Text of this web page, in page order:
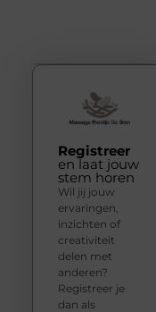
Registreer
en laat jouw
stem horen
Wil jij jouw
ervaringen,
inzichten of
creativiteit
delen met
anderen?
Registreer je
dan als